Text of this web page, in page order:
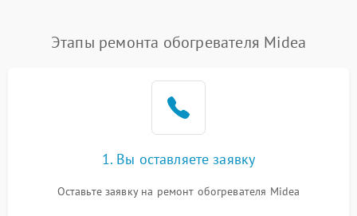
Этапы ремонта обогревателя Midea
1. Вы оставляете заявку
Оставьте заявку на ремонт обогревателя Midea